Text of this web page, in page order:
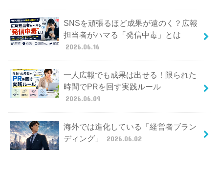
SNSを頑張るほど成果が遠のく？広報
担当者がハマる「発信中毒」とは
2026.06.16
一人広報でも成果は出せる！限られた
時間でPRを回す実践ルール
2026.06.09
海外では進化している「経営者ブラン
ディング」
2026.06.02